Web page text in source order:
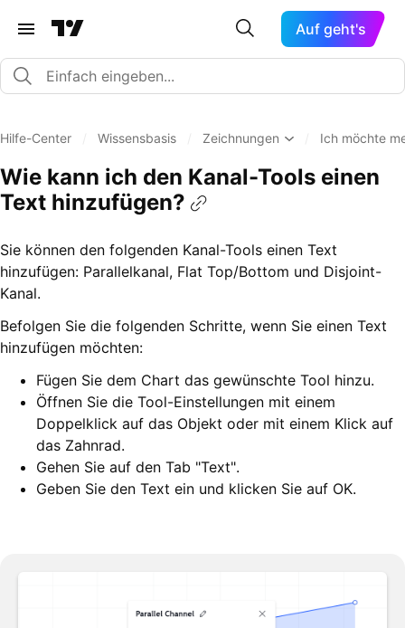
Auf geht's
Hilfe-Center Wissensbasis Zeichnungen Ich möchte
Wie kann ich den Kanal-Tools einen
Text hinzufügen?
Sie können den folgenden Kanal-Tools einen Text
hinzufügen: Parallelkanal, Flat Top/Bottom und Disjoint-
Kanal.
Befolgen Sie die folgenden Schritte, wenn Sie einen Text
hinzufügen möchten:
Fügen Sie dem Chart das gewünschte Tool hinzu.
Öffnen Sie die Tool-Einstellungen mit einem
Doppelklick auf das Objekt oder mit einem Klick auf
das Zahnrad.
Gehen Sie auf den Tab "Text".
Geben Sie den Text ein und klicken Sie auf OK.